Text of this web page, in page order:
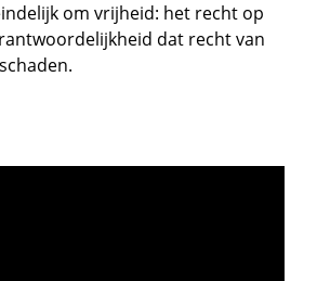
om vrijheid: het recht op
dat recht van